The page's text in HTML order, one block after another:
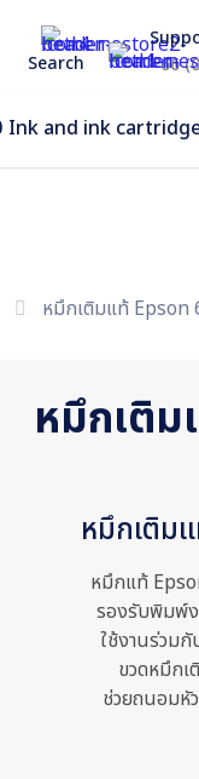
Search
+66
Ink and ink
หมึกเติมแท้ Epson
หมึกเติ
หมึกเติม
หมึกแท้
รองรับพิมพ์
ใช้งานร่วม
ขวดหมึกเ
ช่วยถนอมหั